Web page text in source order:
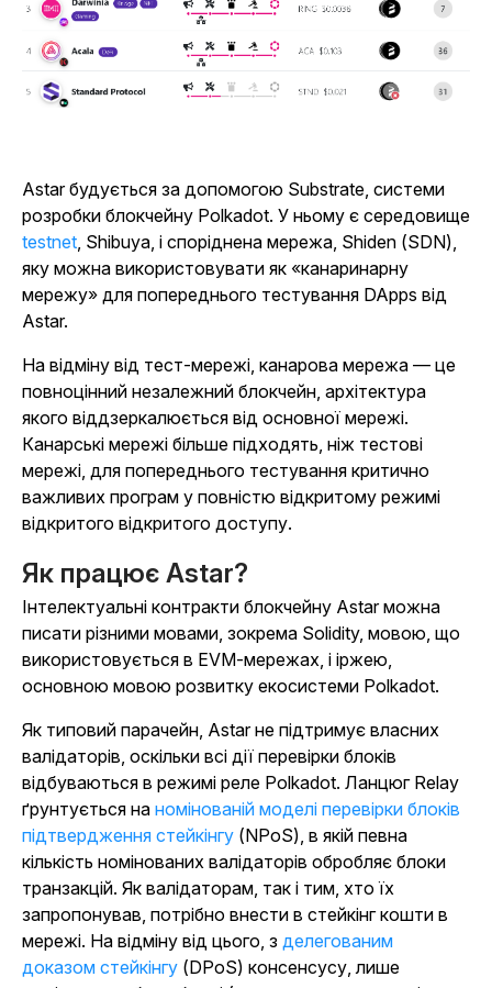
Astar будується за допомогою Substrate, системи
розробки блокчейну Polkadot. У ньому є середовище
testnet, Shibuya, і споріднена мережа, Shiden (SDN),
яку можна використовувати як «канаринарну
мережу» для попереднього тестування DApps від
Astar.
На відміну від тест-мережі, канарова мережа — це
повноцінний незалежний блокчейн, архітектура
якого віддзеркалюється від основної мережі.
Канарські мережі більше підходять, ніж тестові
мережі, для попереднього тестування критично
важливих програм у повністю відкритому режимі
відкритого відкритого доступу.
Як працює Astar?
Інтелектуальні контракти блокчейну Astar можна
писати різними мовами, зокрема Solidity, мовою, що
використовується в EVM-мережах, і іржею,
основною мовою розвитку екосистеми Polkadot.
Як типовий парачейн, Astar не підтримує власних
валідаторів, оскільки всі дії перевірки блоків
відбуваються в режимі реле Polkadot. Ланцюг Relay
ґрунтується на номінованій моделі перевірки блоків
підтвердження стейкінгу (NPoS), в якій певна
кількість номінованих валідаторів обробляє блоки
транзакцій. Як валідаторам, так і тим, хто їх
запропонував, потрібно внести в стейкінг кошти в
мережі. На відміну від цього, з делегованим
доказом стейкінгу (DPoS) консенсусу, лише